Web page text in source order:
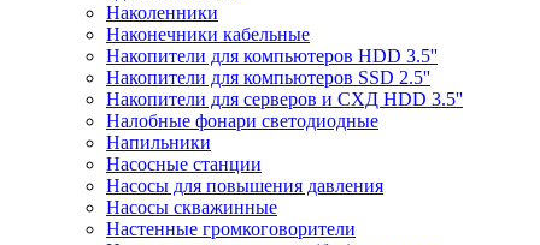
Наколенники
Наконечники кабельные
Накопители для компьютеров HDD 3.5''
Накопители для компьютеров SSD 2.5''
Накопители для серверов и СХД HDD 3.5''
Налобные фонари светодиодные
Напильники
Насосные станции
Насосы для повышения давления
Насосы скважинные
Настенные громкоговорители